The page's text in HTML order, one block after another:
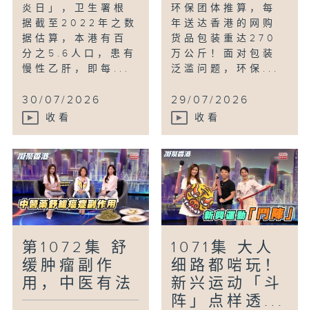
炎日」，卫生署根
据截至2022年之数
据估算，本港有百
分之5.6人口，患有
慢性乙肝，即每...
30/07/2026
收看
环保团体推算，每
年送达香港的网购
货品包装重达270
万公斤！面对包装
泛滥问题，环保...
29/07/2026
收看
第1072集 舒
缓肿瘤副作
用，中医有法
1071集 大人
细路都啱玩！
新兴运动「斗
阵」点样透...